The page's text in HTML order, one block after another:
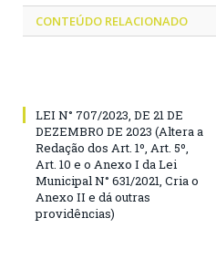
CONTEÚDO RELACIONADO
LEI N° 707/2023, DE 21 DE
DEZEMBRO DE 2023 (Altera a
Redação dos Art. 1º, Art. 5º,
Art. 10 e o Anexo I da Lei
Municipal N° 631/2021, Cria o
Anexo II e dá outras
providências)